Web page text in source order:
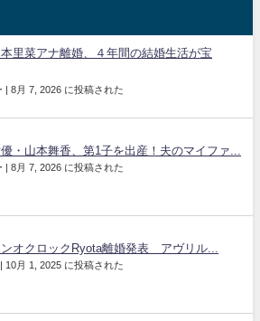
本里菜アナ離婚、４年間の結婚生活が宝
8月 7, 2026 に投稿された
優・山本舞香、第1子を出産！夫のマイファ...
8月 7, 2026 に投稿された
ンオクロックRyota離婚発表 アヴリル...
10月 1, 2025 に投稿された